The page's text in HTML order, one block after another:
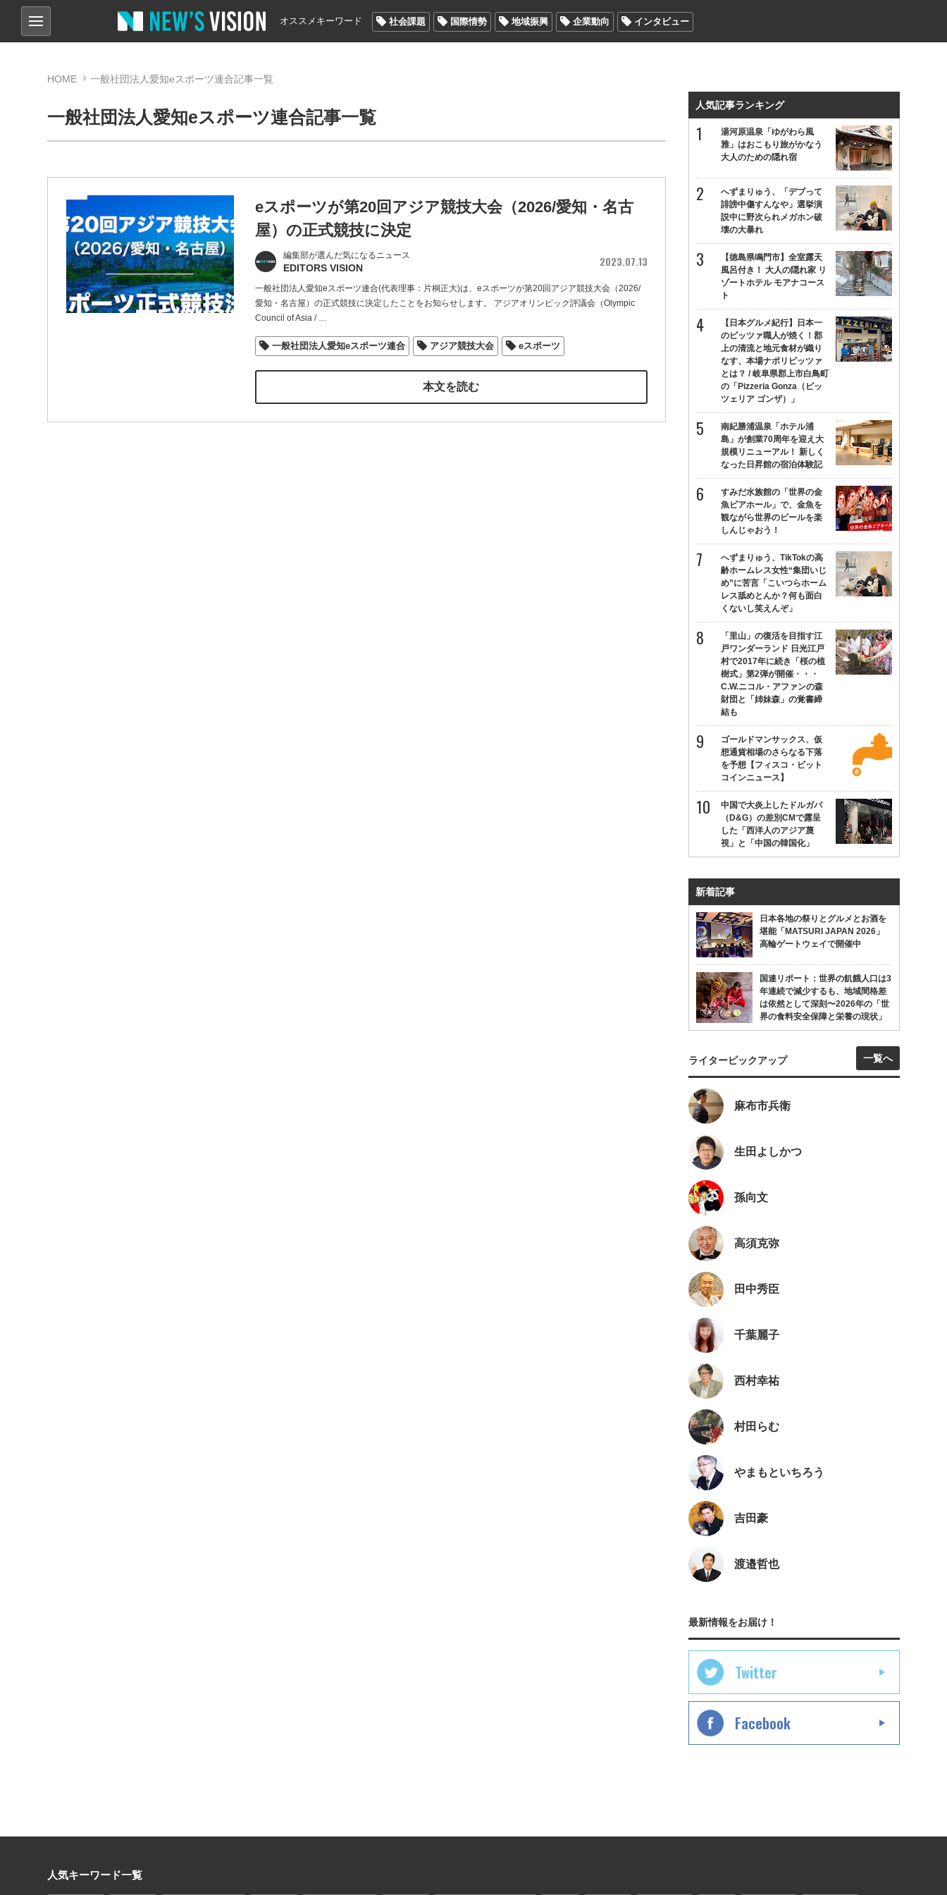
オススメキーワード 社会課題 国際情勢 地域振興 企業動向 インタビュー
HOME 一般社団法人愛知eスポーツ連合記事一覧
一般社団法人愛知eスポーツ連合記事一覧
eスポーツが第20回アジア競技大会（2026/愛知・名古
屋）の正式競技に決定
編集部が選んだ気になるニュース
EDITORS VISION 2023.07.13
一般社団法人愛知eスポーツ連合(代表理事：片桐正大)は、eスポーツが第20回アジア競技大会（2026/
愛知・名古屋）の正式競技に決定したことをお知らせします。 アジアオリンピック評議会（Olympic
Council of Asia /…
一般社団法人愛知eスポーツ連合 アジア競技大会 eスポーツ
本文を読む
人気記事ランキング
湯河原温泉「ゆがわら風
雅」はおこもり旅がかなう
大人のための隠れ宿
へずまりゅう、「デブって
誹謗中傷すんなや」選挙演
説中に野次られメガホン破
壊の大暴れ
【徳島県鳴門市】全室露天
風呂付き！ 大人の隠れ家 リ
ゾートホテル モアナコース
ト
【日本グルメ紀行】日本一
のピッツァ職人が焼く！郡
上の清流と地元食材が織り
なす、本場ナポリピッツァ
とは？ / 岐阜県郡上市白鳥町
の「Pizzeria Gonza（ピッ
ツェリア ゴンザ）」
南紀勝浦温泉「ホテル浦
島」が創業70周年を迎え大
規模リニューアル！ 新しく
なった日昇館の宿泊体験記
すみだ水族館の「世界の金
魚ビアホール」で、金魚を
観ながら世界のビールを楽
しんじゃおう！
へずまりゅう、TikTokの高
齢ホームレス女性“集団いじ
め”に苦言「こいつらホーム
レス舐めとんか？何も面白
くないし笑えんぞ」
「里山」の復活を目指す江
戸ワンダーランド 日光江戸
村で2017年に続き「桜の植
樹式」第2弾が開催・・・
C.W.ニコル・アファンの森
財団と「姉妹森」の覚書締
結も
ゴールドマンサックス、仮
想通貨相場のさらなる下落
を予想【フィスコ・ビット
コインニュース】
中国で大炎上したドルガバ
（D&G）の差別CMで露呈
した「西洋人のアジア蔑
視」と「中国の韓国化」
新着記事
日本各地の祭りとグルメとお酒を
堪能「MATSURI JAPAN 2026」
高輪ゲートウェイで開催中
国連リポート：世界の飢餓人口は3
年連続で減少するも、地域間格差
は依然として深刻〜2026年の「世
界の食料安全保障と栄養の現状」
ライターピックアップ 一覧へ
麻布市兵衛
生田よしかつ
孫向文
高須克弥
田中秀臣
千葉麗子
西村幸祐
村田らむ
やまもといちろう
吉田豪
渡邉哲也
最新情報をお届け！
Twitter
Facebook
人気キーワード一覧